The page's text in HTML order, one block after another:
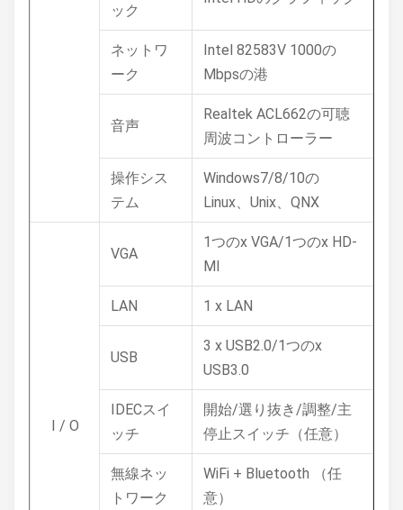
ック
ネットワ
ーク
Intel 82583V 1000の
Mbpsの港
音声
Realtek ACL662の可聴
周波コントローラー
操作シス
テム
Windows7/8/10の
Linux、Unix、QNX
I / O
VGA
1つのx VGA/1つのx HD-
MI
LAN 1 x LAN
USB
3 x USB2.0/1つのx
USB3.0
IDECスイ
ッチ
開始/選り抜き/調整/主
停止スイッチ（任意）
無線ネッ
トワーク
WiFi + Bluetooth （任
意）